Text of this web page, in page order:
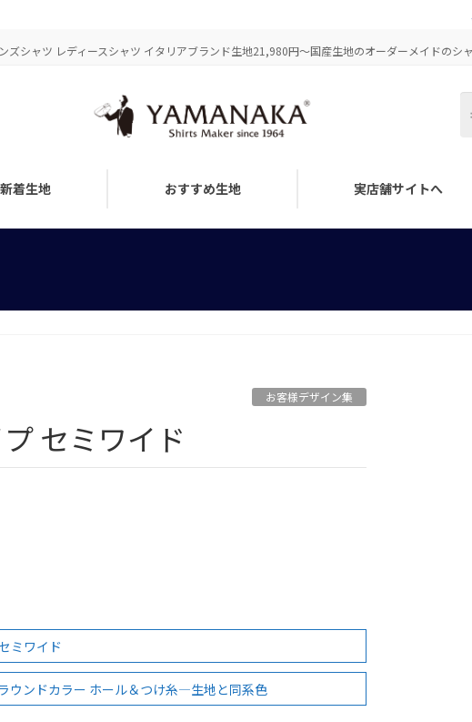
ズシャツ レディースシャツ イタリアブランド生地21,980円～国産生地のオーダーメイドのシ
新着生地 おすすめ生地 実店舗サイトへ
お客様デザイン集
プ セミワイド
ミワイド
ウンドカラー ホール＆つけ糸―生地と同系色